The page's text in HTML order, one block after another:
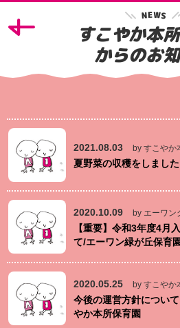
NEWS
すこやか本
からのお
2021.08.03 by すこやか
夏野菜の収穫をしました
2020.10.09 by エーワン
【重要】令和3年度4月
て/エーワン緑が丘保育園
2020.05.25 by すこやか
今後の運営方針につい
やか本所保育園